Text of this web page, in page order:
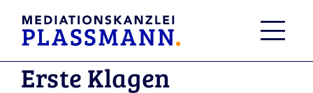
Skip
content
Erste Klagen